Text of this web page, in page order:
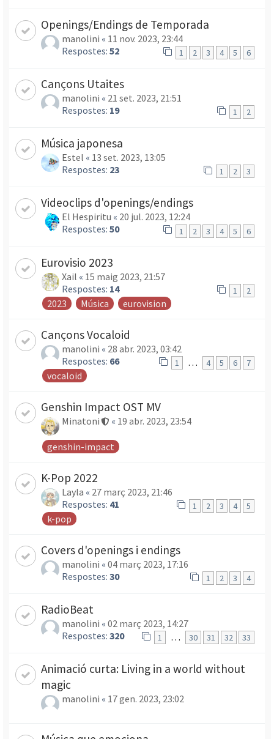
Openings/Endings de Temporada
manolini « 11 nov. 2023, 23:44
Respostes: 52 1 2 3 4 5 6
Cançons Utaites
manolini « 21 set. 2023, 21:51
Respostes: 19 1 2
Música japonesa
Estel « 13 set. 2023, 13:05
Respostes: 23 1 2 3
Videoclips d'openings/endings
El Hespiritu « 20 jul. 2023, 12:24
Respostes: 50 1 2 3 4 5 6
Eurovisio 2023
Xail « 15 maig 2023, 21:57
Respostes: 14 1 2
2023 Música eurovision
Cançons Vocaloid
manolini « 28 abr. 2023, 03:42
Respostes: 66 1 … 4 5 6 7
vocaloid
Genshin Impact OST MV
Minatoni « 19 abr. 2023, 23:54
genshin-impact
K-Pop 2022
Layla « 27 març 2023, 21:46
Respostes: 41 1 2 3 4 5
k-pop
Covers d'openings i endings
manolini « 04 març 2023, 17:16
Respostes: 30 1 2 3 4
RadioBeat
manolini « 02 març 2023, 14:27
Respostes: 320 1 … 30 31 32 33
Animació curta: Living in a world without
magic
manolini « 17 gen. 2023, 23:02